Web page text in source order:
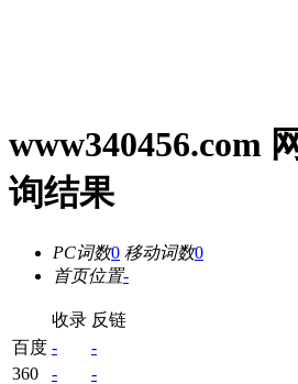
www340456.com
询结果
PC词数0 移动词数0
首页位置-
收录 反链
百度 -
-
360
-
-